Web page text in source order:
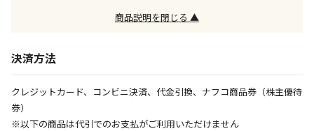
午前9時までのご注文確定した商品については、当日に
出荷いたします。
は、休業明けからの出荷対応となります。
設置工事代金も含まれた商品です
商品説明を閉じる ▲
決済方法
クレジットカード、コンビニ決済、代金引換、ナフコ商品券（株主優待
券）
※以下の商品は代引でのお支払がご利用いただけません